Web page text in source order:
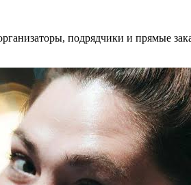
подрядчики и прямые